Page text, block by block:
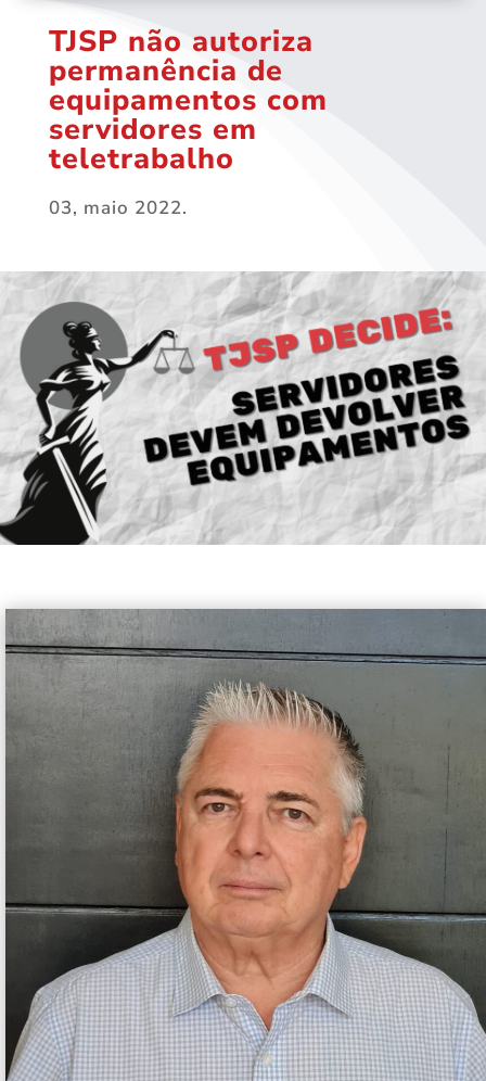
TJSP não autoriza
permanência de
equipamentos com
servidores em
teletrabalho
03, maio 2022.